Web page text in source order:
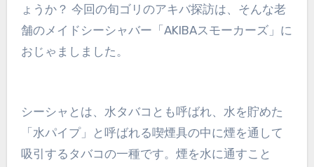
ょうか？ 今回の旬ゴリのアキバ探訪は、そんな老
舗のメイドシーシャバー「AKIBAスモーカーズ」に
おじゃましました。
シーシャとは、水タバコとも呼ばれ、水を貯めた
「水パイプ」と呼ばれる喫煙具の中に煙を通して
吸引するタバコの一種です。煙を水に通すこと